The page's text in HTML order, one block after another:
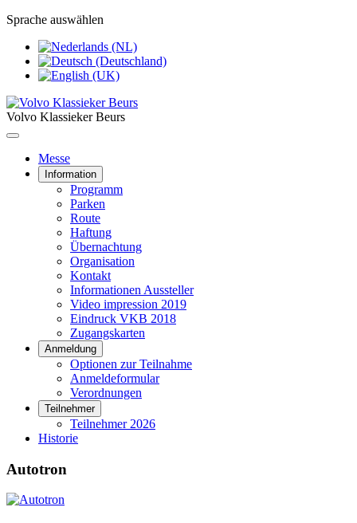
Sprache auswählen
Volvo Klassieker Beurs
Messe
Information
Programm
Parken
Route
Haftung
Übernachtung
Organisation
Kontakt
Informationen Aussteller
Video impression 2019
Eindruck VKB 2018
Zugangskarten
Anmeldung
Optionen zur Teilnahme
Anmeldeformular
Verordnungen
Teilnehmer
Teilnehmer 2026
Historie
Autotron